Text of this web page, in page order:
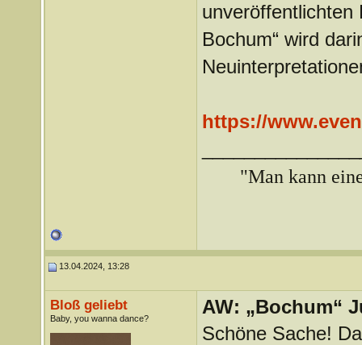
unveröffentlichten
Bochum“ wird
https://
"Man kann
13.04.2024, 13:28
Bloß geliebt
Baby, you wanna dance?
AW: „Bochum“
Schöne Sache!